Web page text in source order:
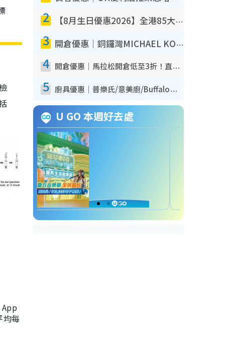
均每
2 【8月生日優惠2026】全港85大食買玩著數攻略 自助餐/火鍋放題同行免費＋誠品/DONKI送現金券
3 開倉優惠｜銅鑼灣MICHAEL KORS開倉低至17折！直擊$500起買手袋/銀包/鞋款 必買經典Jet Set系列
4 開倉優惠｜馬拉松開倉低至3折！直擊$99起買adidas／New Balance／Puma鞋款 STANLEY保溫杯劈價至$119起
5 廚具優惠｜普樂氏/意美廚/Buffalo廚具低至3折！$89起買煎鍋／炒鑊／個人鍋 同場小家電激減至$99起
U GO 本週好去處